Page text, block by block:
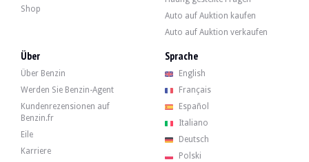
Shop
Auto auf Auktion kaufen
Auto auf Auktion verkaufen
Über
Über Benzin
Werden Sie Benzin-Agent
Kundenrezensionen auf
Benzin.fr
Eile
Karriere
Sprache
English
Français
Español
Italiano
Deutsch
Polski